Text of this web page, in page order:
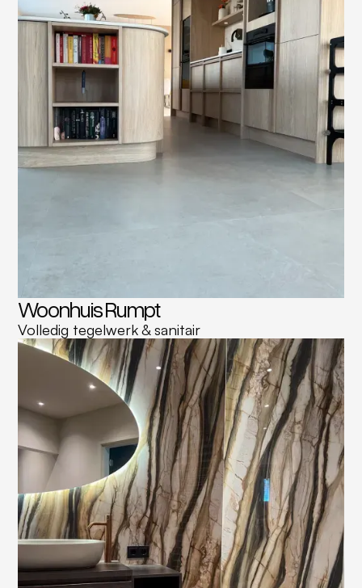
Woonhuis Rumpt
Volledig tegelwerk & sanitair